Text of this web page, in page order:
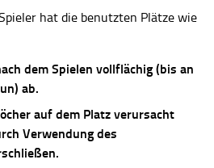
hat die benutzten Plätze wie
dem Spielen vollflächig (bis an
ab.
auf dem Platz verursacht
Verwendung des